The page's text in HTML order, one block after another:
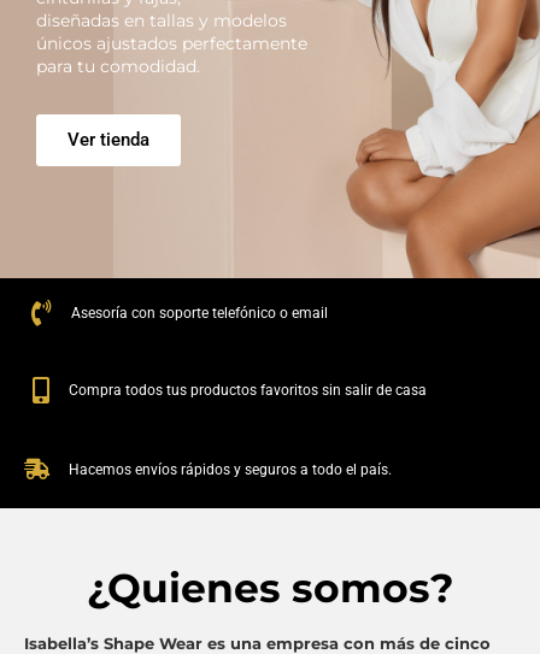
diseñadas en tallas y modelos
únicos ajustados perfectamente
para tu comodidad.
Ver tienda
Asesoría con soporte telefónico o email
Compra todos tus productos favoritos sin salir de casa
Hacemos envíos rápidos y seguros a todo el país.
¿Quienes somos?
Isabella’s Shape Wear es una empresa con más de cinco